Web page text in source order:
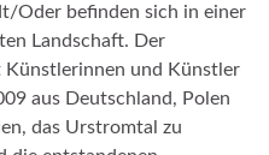
Oder befinden sich in einer
Landschaft. Der
Künstlerinnen und Künstler
aus Deutschland, Polen
das Urstromtal zu